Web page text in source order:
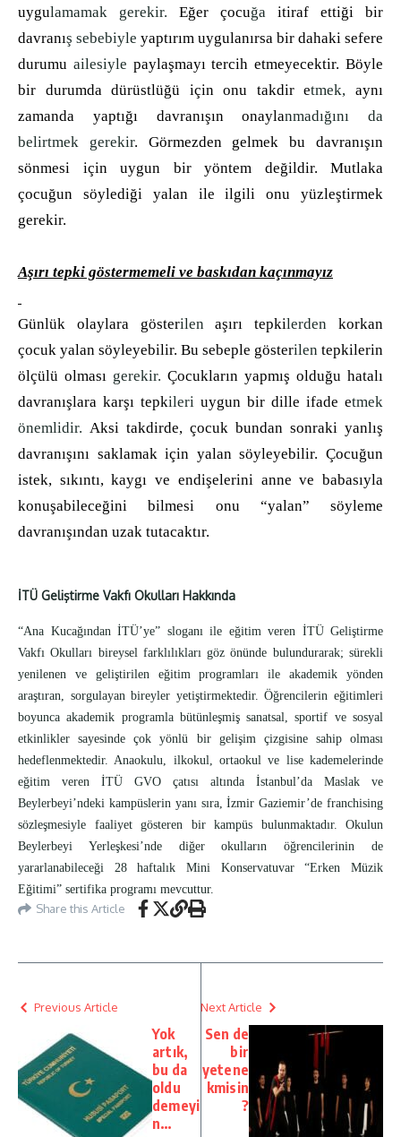
uygulamamak gerekir. Eğer çocuğa itiraf ettiği bir
davranış sebebiyle yaptırım uygulanırsa bir dahaki sefere
durumu ailesiyle paylaşmayı tercih etmeyecektir. Böyle
bir durumda dürüstlüğü için onu takdir etmek, aynı
zamanda yaptığı davranışın onaylanmadığını da
belirtmek gerekir. Görmezden gelmek bu davranışın
sönmesi için uygun bir yöntem değildir. Mutlaka
çocuğun söylediği yalan ile ilgili onu yüzleştirmek
gerekir.
Aşırı tepki göstermemeli ve baskıdan kaçınmayız
Günlük olaylara gösterilen aşırı tepkilerden korkan
çocuk yalan söyleyebilir. Bu sebeple gösterilen tepkilerin
ölçülü olması gerekir. Çocukların yapmış olduğu hatalı
davranışlara karşı tepkileri uygun bir dille ifade etmek
önemlidir. Aksi takdirde, çocuk bundan sonraki yanlış
davranışını saklamak için yalan söyleyebilir. Çocuğun
istek, sıkıntı, kaygı ve endişelerini anne ve babasıyla
konuşabileceğini bilmesi onu “yalan” söyleme
davranışından uzak tutacaktır.
İTÜ Geliştirme Vakfı Okulları Hakkında
“Ana Kucağından İTÜ’ye” sloganı ile eğitim veren İTÜ Geliştirme
Vakfı Okulları bireysel farklılıkları göz önünde bulundurarak; sürekli
yenilenen ve geliştirilen eğitim programları ile akademik yönden
araştıran, sorgulayan bireyler yetiştirmektedir. Öğrencilerin eğitimleri
boyunca akademik programla bütünleşmiş sanatsal, sportif ve sosyal
etkinlikler sayesinde çok yönlü bir gelişim çizgisine sahip olması
hedeflenmektedir. Anaokulu, ilkokul, ortaokul ve lise kademelerinde
eğitim veren İTÜ GVO çatısı altında İstanbul’da Maslak ve
Beylerbeyi’ndeki kampüslerin yanı sıra, İzmir Gaziemir’de franchising
sözleşmesiyle faaliyet gösteren bir kampüs bulunmaktadır. Okulun
Beylerbeyi Yerleşkesi’nde diğer okulların öğrencilerinin de
yararlanabileceği 28 haftalık Mini Konservatuvar “Erken Müzik
Eğitimi” sertifika programı mevcuttur.
Share this Article
Previous Article
Yok
artık,
bu da
oldu
demeyi
n…
Next Article
Sen de
bir
yetene
kmisin
?